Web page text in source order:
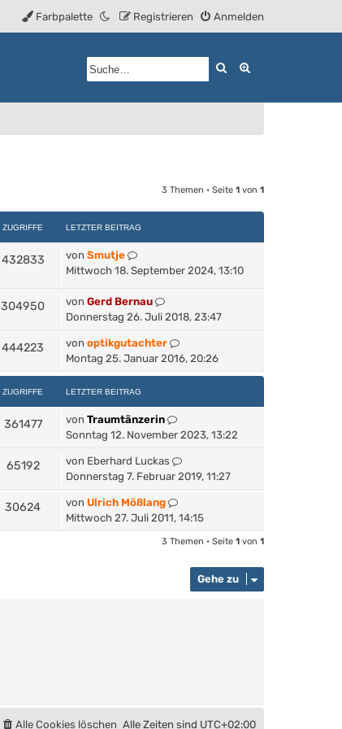
Anmelden
Registrieren
Farbpalette
Suche
3 Themen • Seite 1 von 1
ZUGRIFFE LETZTER BEITRAG
432833 von Smutje
Mittwoch 18. September 2024, 13:10
304950 von Gerd Bernau
Donnerstag 26. Juli 2018, 23:47
444223 von optikgutachter
Montag 25. Januar 2016, 20:26
ZUGRIFFE LETZTER BEITRAG
361477 von Traumtänzerin
Sonntag 12. November 2023, 13:22
65192 von Eberhard Luckas
Donnerstag 7. Februar 2019, 11:27
30624 von Ulrich Mößlang
Mittwoch 27. Juli 2011, 14:15
3 Themen • Seite 1 von 1
Gehe zu
Alle Zeiten sind UTC+02:00
Alle Cookies löschen